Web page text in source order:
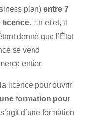
plan)entre 7
licence. En effet, il
donné que l’État
se vend
entier.
licence pour ouvrir
formation pour
d’une formation